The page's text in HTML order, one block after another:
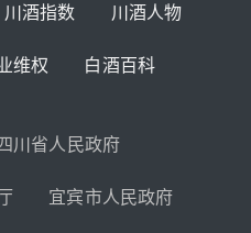
川酒指数 川酒人物
维权 白酒百科
川省人民政府
宜宾市人民政府